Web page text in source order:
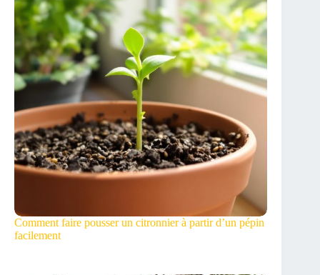
Comment faire pousser un citronnier à partir d’un pépin
facilement